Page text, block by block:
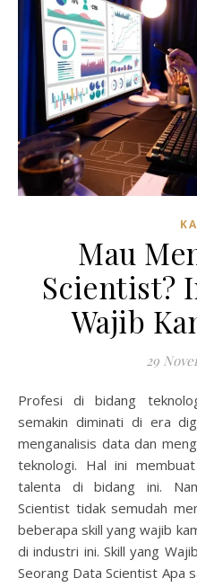
Mau
Scientist?
Wajib
29
Profesi di bidang teknologi, khususnya data scientist
semakin diminati di era
menganalisis data dan
teknologi. Hal ini
talenta di bidang ini.
Scientist tidak semudah
beberapa skill yang wajib
di industri ini. Skill yang
Seorang Data Scientist Apa